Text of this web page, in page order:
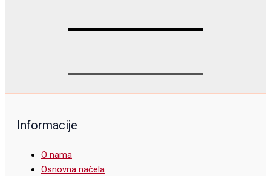
Informacije
O nama
Osnovna načela